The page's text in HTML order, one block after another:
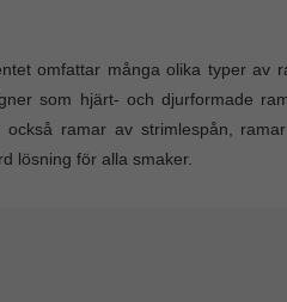
omfattar många olika typer av
som hjärt- och djurformade
ramar av strimlespån,
lösning för alla smaker.